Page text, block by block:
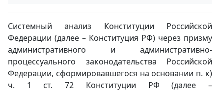
Системный анализ Конституции Российской
Федерации (далее – Конституция РФ) через призму
административного и административно-
процессуального законодательства Российской
Федерации, сформировавшегося на основании п. к)
ч. 1 ст. 72 Конституции РФ (далее –